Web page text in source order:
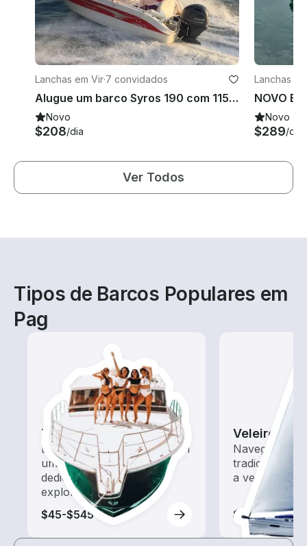
Lanchas em Vir·7 convidados
Alugue um barco Syros 190 com 115 PS em Vir, Croácia
Novo
$208/dia
Lanchas
Novo
$289/dia
Ver Todos
Tipos de Barcos Populares em
Pag
Tours
Explore as águas locais com
um aluguel de barco
dedicado a passeios e
exploração
$45-$545
Veleiros
Navegue
tradicionais
a vento
$520